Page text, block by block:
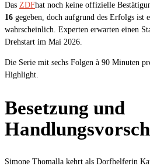
Das ZDFhat noch keine offizielle
16 gegeben, doch aufgrund des Erfolgs ist
wahrscheinlich. Experten erwarten einen
Drehstart im Mai 2026.
Die Serie mit sechs Folgen à 90 Minuten
Highlight.
Besetzung und
Simone Thomalla kehrt als Dorfhelferin